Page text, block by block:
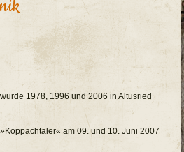
1978, 1996 und 2006 in Altusried
am 09. und 10. Juni 2007